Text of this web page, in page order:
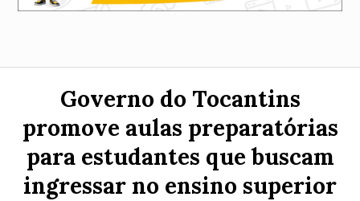
Governo do Tocantins
promove aulas preparatórias
para estudantes que buscam
ingressar no ensino superior